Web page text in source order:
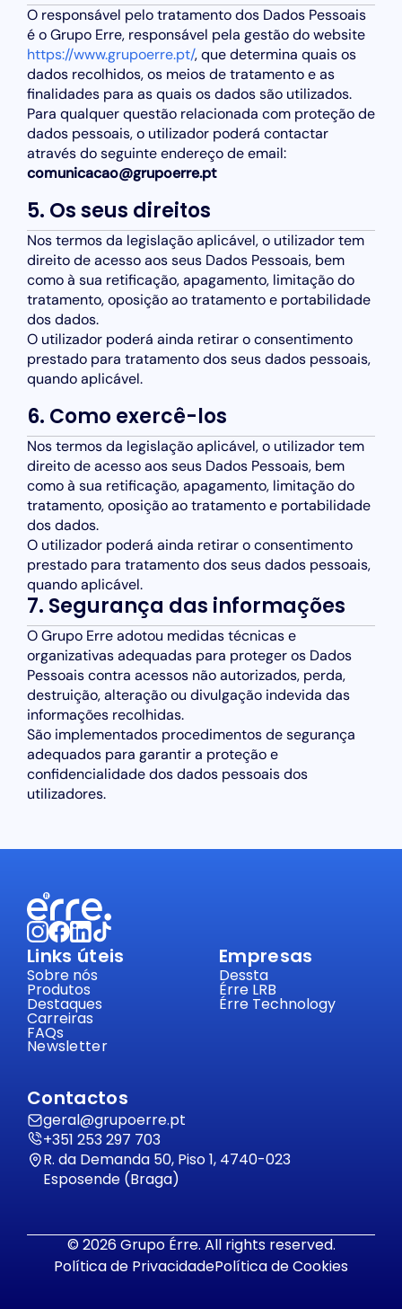
O responsável pelo tratamento dos Dados Pessoais
é o Grupo Erre, responsável pela gestão do website
https://www.grupoerre.pt/, que determina quais os
dados recolhidos, os meios de tratamento e as
finalidades para as quais os dados são utilizados.
Para qualquer questão relacionada com proteção de
dados pessoais, o utilizador poderá contactar
através do seguinte endereço de email:
comunicacao@grupoerre.pt
5. Os seus direitos
Nos termos da legislação aplicável, o utilizador tem
direito de acesso aos seus Dados Pessoais, bem
como à sua retificação, apagamento, limitação do
tratamento, oposição ao tratamento e portabilidade
dos dados.
O utilizador poderá ainda retirar o consentimento
prestado para tratamento dos seus dados pessoais,
quando aplicável.
6. Como exercê-los
Nos termos da legislação aplicável, o utilizador tem
direito de acesso aos seus Dados Pessoais, bem
como à sua retificação, apagamento, limitação do
tratamento, oposição ao tratamento e portabilidade
dos dados.
O utilizador poderá ainda retirar o consentimento
prestado para tratamento dos seus dados pessoais,
quando aplicável.
7. Segurança das informações
O Grupo Erre adotou medidas técnicas e
organizativas adequadas para proteger os Dados
Pessoais contra acessos não autorizados, perda,
destruição, alteração ou divulgação indevida das
informações recolhidas.
São implementados procedimentos de segurança
adequados para garantir a proteção e
confidencialidade dos dados pessoais dos
utilizadores.
Links úteis
Sobre nós
Produtos
Destaques
Carreiras
FAQs
Newsletter
Empresas
Dessta
Érre LRB
Érre Technology
Contactos
geral@grupoerre.pt
+351 253 297 703
R. da Demanda 50, Piso 1, 4740-023
Esposende (Braga)
© 2026 Grupo Érre. All rights reserved.
Política de PrivacidadePolítica de Cookies